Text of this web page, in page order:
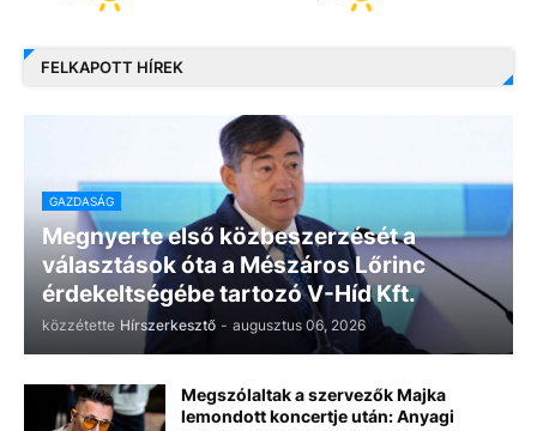
FELKAPOTT HÍREK
GAZDASÁG
Megnyerte első közbeszerzését a
választások óta a Mészáros Lőrinc
érdekeltségébe tartozó V-Híd Kft.
közzétette Hírszerkesztő - augusztus 06, 2026
Megszólaltak a szervezők Majka
lemondott koncertje után: Anyagi